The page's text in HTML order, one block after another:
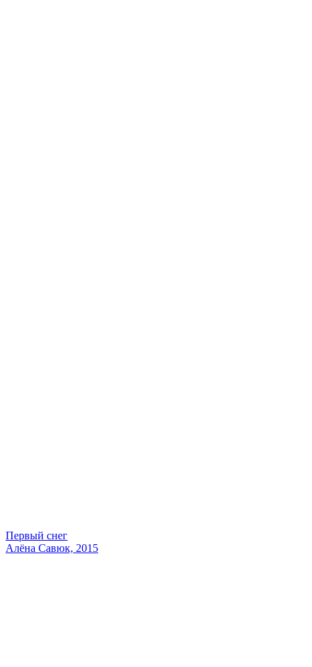
Первый снег
Алёна Савюк, 2015